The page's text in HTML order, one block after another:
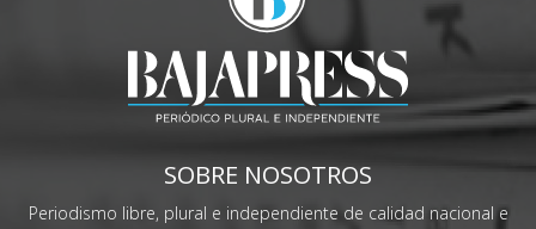
SOBRE NOSOTROS
Periodismo libre, plural e independiente de calidad nacional e